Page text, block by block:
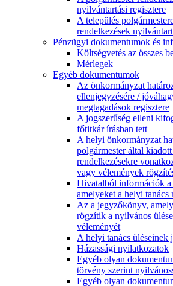
nyilvántartási regisztere
A település
rendelkezések
Pénzügyi dokumentumok és
Költségvetés az összes
Mérlegek
Egyéb dokumentumok
Az önkormányzat
ellenjegyzésére /
megtagadások regisztere
A jogszerűség elleni
főtitkár írásban tett
A helyi önkormányzat
polgármester által
rendelkezésekre
vagy vélemények
Hivatalból információk a
amelyeket a helyi tanács
Az a jegyzőkönyv,
rögzítik a nyilvános
véleményét
A helyi tanács üléseinek
Házassági nyilatkozatok
Egyéb olyan
törvény szerint
Egyéb olyan